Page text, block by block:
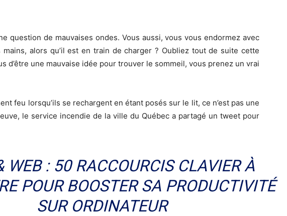
question de mauvaises ondes. Vous aussi, vous vous endormez avec
alors qu’il est en train de charger ? Oubliez tout de suite cette
d’être une mauvaise idée pour trouver le sommeil, vous prenez un vrai
feu lorsqu’ils se rechargent en étant posés sur le lit, ce n’est pas une
le service incendie de la ville du Québec a partagé un tweet pour
WEB : 50 RACCOURCIS CLAVIER À
POUR BOOSTER SA PRODUCTIVITÉ
SUR ORDINATEUR